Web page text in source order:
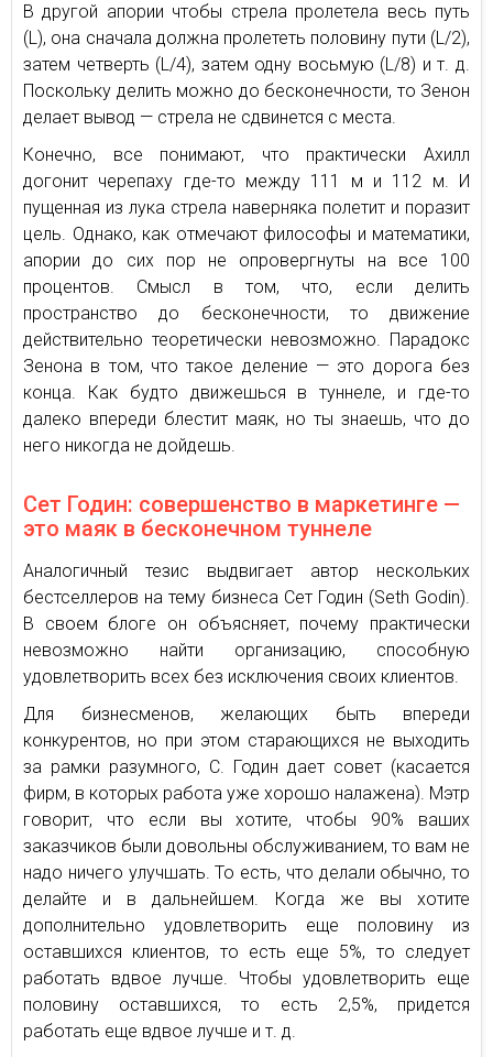
В другой апории чтобы стрела пролетела весь путь
(L), она сначала должна пролететь половину пути (L/2),
затем четверть (L/4), затем одну восьмую (L/8) и т. д.
Поскольку делить можно до бесконечности, то Зенон
делает вывод — стрела не сдвинется с места.
Конечно, все понимают, что практически Ахилл
догонит черепаху где-то между 111 м и 112 м. И
пущенная из лука стрела наверняка полетит и поразит
цель. Однако, как отмечают философы и математики,
апории до сих пор не опровергнуты на все 100
процентов. Смысл в том, что, если делить
пространство до бесконечности, то движение
действительно теоретически невозможно. Парадокс
Зенона в том, что такое деление — это дорога без
конца. Как будто движешься в туннеле, и где-то
далеко впереди блестит маяк, но ты знаешь, что до
него никогда не дойдешь.
Сет Годин: совершенство в маркетинге —
это маяк в бесконечном туннеле
Аналогичный тезис выдвигает автор нескольких
бестселлеров на тему бизнеса Сет Годин (Seth Godin).
В своем блоге он объясняет, почему практически
невозможно найти организацию, способную
удовлетворить всех без исключения своих клиентов.
Для бизнесменов, желающих быть впереди
конкурентов, но при этом старающихся не выходить
за рамки разумного, С. Годин дает совет (касается
фирм, в которых работа уже хорошо налажена). Мэтр
говорит, что если вы хотите, чтобы 90% ваших
заказчиков были довольны обслуживанием, то вам не
надо ничего улучшать. То есть, что делали обычно, то
делайте и в дальнейшем. Когда же вы хотите
дополнительно удовлетворить еще половину из
оставшихся клиентов, то есть еще 5%, то следует
работать вдвое лучше. Чтобы удовлетворить еще
половину оставшихся, то есть 2,5%, придется
работать еще вдвое лучше и т. д.